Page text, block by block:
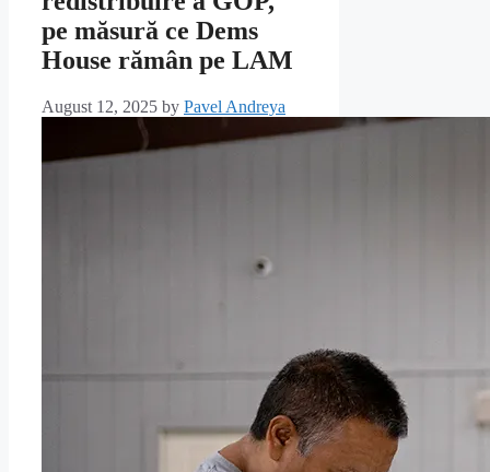
pe măsură ce Dems
House rămân pe LAM
August 12, 2025 by Pavel Andreya